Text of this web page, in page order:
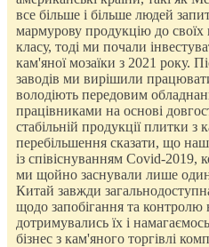
все більше і більше людей
мармурову продукцію до своїх
класу, тоді ми почали
кам'яної мозаїки з 2021 року.
заводів ми вирішили
володіють передовим
працівниками на основі
стабільній продукції плитки з
перебільшення сказати, що
із співіснуванням Covid-2019,
ми щойно заснували лише
Китай завжди
щодо запобігання та
дотримувались їх і
бізнес з кам'яного торгівлі